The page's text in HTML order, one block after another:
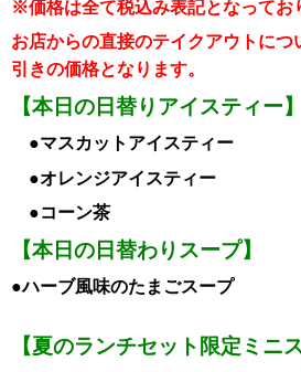
※価格は全て税込み表記となってお
お店からの直接のテイクアウトにつ
引きの価格となります。
【本日の日替りアイスティー】
●マスカットアイスティー
●オレンジアイスティー
●コーン茶
【本日の日替わりスープ】
●ハーブ風味のたまごスープ
【夏のランチセット限定ミニ